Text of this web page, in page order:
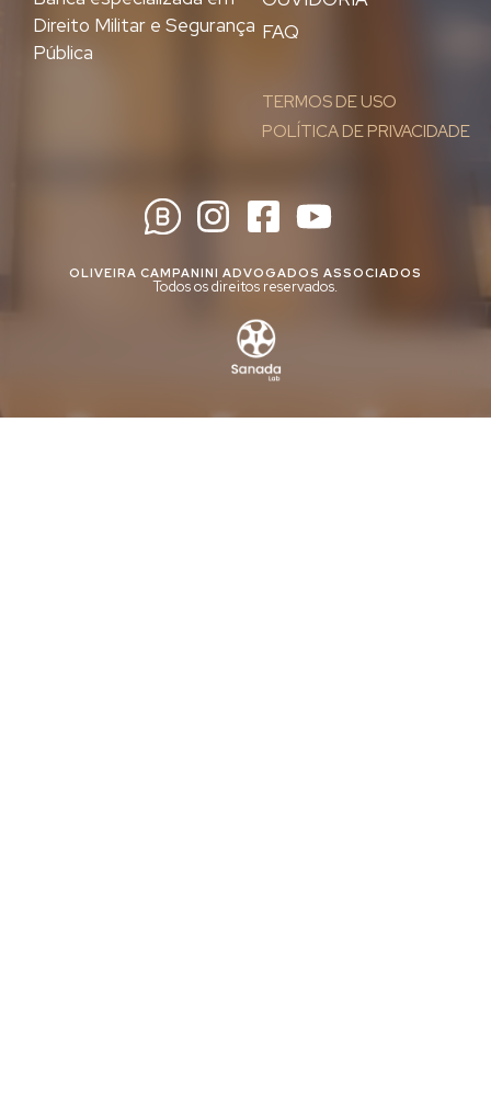
FAQ
TERMOS DE USO
POLÍTICA DE PRIVACIDADE
Direito Militar e Segurança
Pública
OLIVEIRA CAMPANINI ADVOGADOS ASSOCIADOS
Todos os direitos reservados.